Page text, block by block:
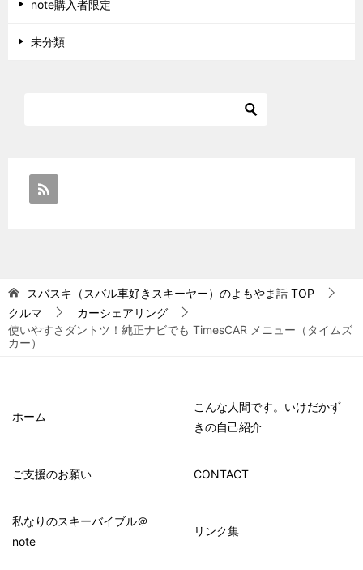
note購入者限定
未分類
スバスキ（スバル車好きスキーヤー）のよもやま話 TOP
クルマ
カーシェアリング
使いやすさダントツ！純正ナビでも TimesCAR メニュー（タイムズ
カー）
ホーム
こんな人間です。いけだかず
きの自己紹介
ご支援のお願い CONTACT
私なりのスキーバイブル＠
note
リンク集